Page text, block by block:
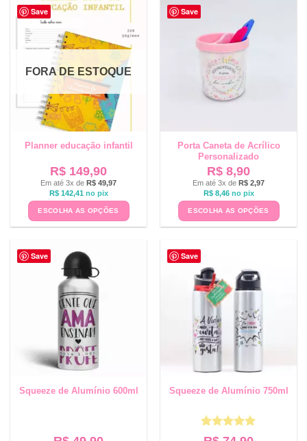
Save
FORA DE ESTOQUE
Planner educação infantil
R$ 149,90
Em até 3x de R$ 49,97
R$142,41 no pix
ESCOLHA AS OPÇÕES
Save
Porta Caneta de Acrílico
Personalizado
R$ 8,90
Em até 3x de R$ 2,97
R$8,46 no pix
ESCOLHA AS OPÇÕES
Save
Squeeze de Alumínio 600ml
Save
Squeeze de Alumínio 750ml
Avaliação5